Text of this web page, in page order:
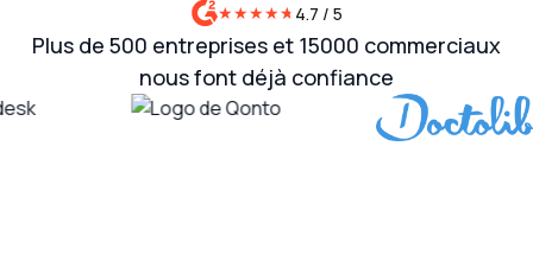
★★★★★
★ 4.7 / 5
Plus de 500 entreprises et 15000 commerciaux
nous font déjà confiance